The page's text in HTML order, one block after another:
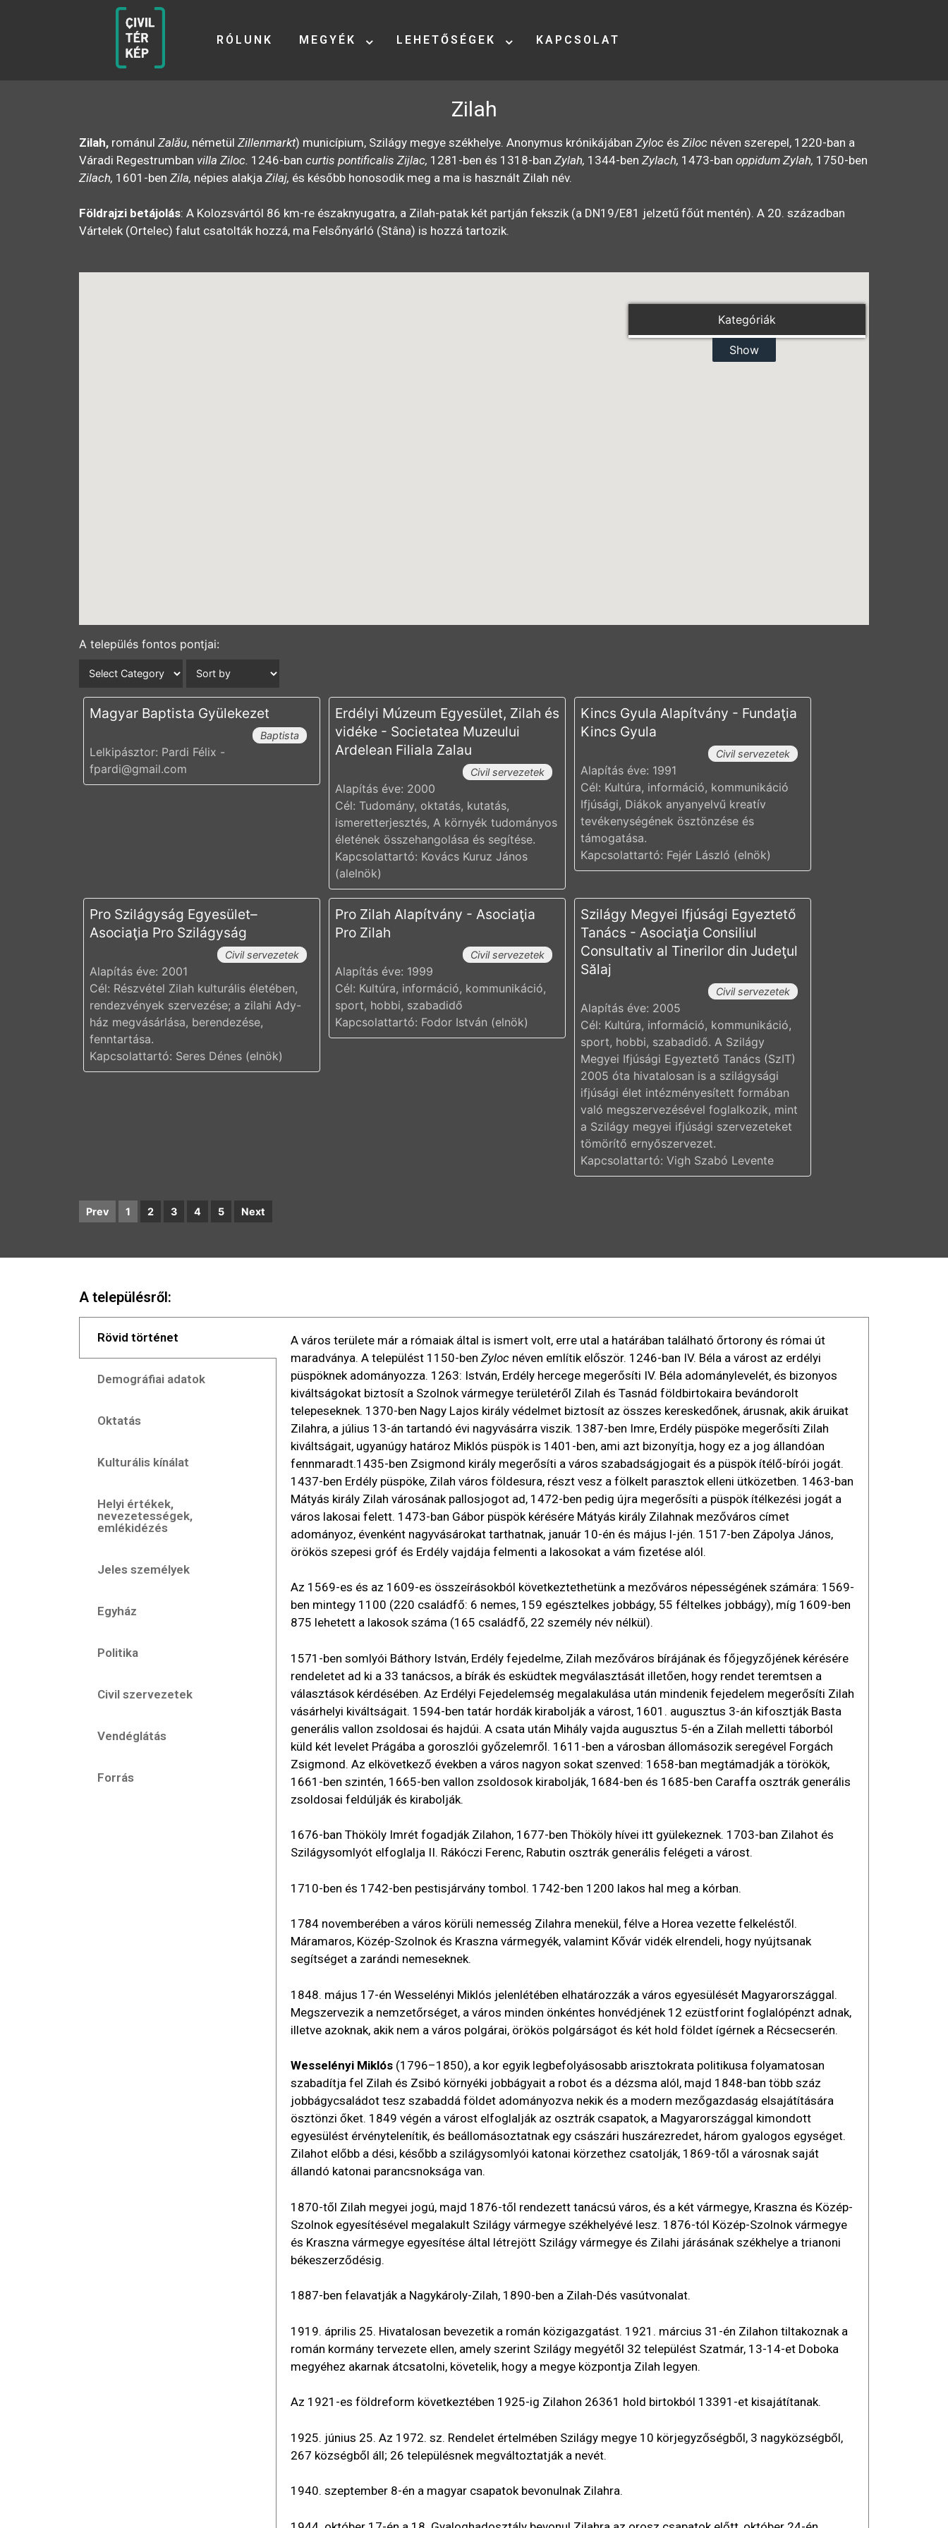
RÓLUNK MEGYÉK LEHETŐSÉGEK KAPCSOLAT
Zilah
Zilah, románul Zalău, németül Zillenmarkt) municípium, Szilágy megye székhelye. Anonymus krónikájában Zyloc és Ziloc néven szerepel, 1220-ban a
Váradi Regestrumban villa Ziloc. 1246-ban curtis pontificalis Zijlac, 1281-ben és 1318-ban Zylah, 1344-ben Zylach, 1473-ban oppidum Zylah, 1750-ben
Zilach, 1601-ben Zila, népies alakja Zilaj, és később honosodik meg a ma is használt Zilah név.
Földrajzi betájolás: A Kolozsvártól 86 km-re északnyugatra, a Zilah-patak két partján fekszik (a DN19/E81 jelzetű főút mentén). A 20. században
Vártelek (Ortelec) falut csatolták hozzá, ma Felsőnyárló (Stâna) is hozzá tartozik.
Kategóriák
Show
A település fontos pontjai:
Magyar Baptista Gyülekezet
Baptista
Lelkipásztor: Pardi Félix -
fpardi@gmail.com
Erdélyi Múzeum Egyesület, Zilah és
vidéke - Societatea Muzeului
Ardelean Filiala Zalau
Civil servezetek
Alapítás éve: 2000
Cél: Tudomány, oktatás, kutatás,
ismeretterjesztés, A környék tudományos
életének összehangolása és segítése.
Kapcsolattartó: Kovács Kuruz János
(alelnök)
Kincs Gyula Alapítvány - Fundaţia
Kincs Gyula
Civil servezetek
Alapítás éve: 1991
Cél: Kultúra, információ, kommunikáció
Ifjúsági, Diákok anyanyelvű kreatív
tevékenységének ösztönzése és
támogatása.
Kapcsolattartó: Fejér László (elnök)
Pro Szilágyság Egyesület–
Asociaţia Pro Szilágyság
Civil servezetek
Alapítás éve: 2001
Cél: Részvétel Zilah kulturális életében,
rendezvények szervezése; a zilahi Ady-
ház megvásárlása, berendezése,
fenntartása.
Kapcsolattartó: Seres Dénes (elnök)
Pro Zilah Alapítvány - Asociaţia
Pro Zilah
Civil servezetek
Alapítás éve: 1999
Cél: Kultúra, információ, kommunikáció,
sport, hobbi, szabadidő
Kapcsolattartó: Fodor István (elnök)
Szilágy Megyei Ifjúsági Egyeztető
Tanács - Asociaţia Consiliul
Consultativ al Tinerilor din Judeţul
Sălaj
Civil servezetek
Alapítás éve: 2005
Cél: Kultúra, információ, kommunikáció,
sport, hobbi, szabadidő. A Szilágy
Megyei Ifjúsági Egyeztető Tanács (SzIT)
2005 óta hivatalosan is a szilágysági
ifjúsági élet intézményesített formában
való megszervezésével foglalkozik, mint
a Szilágy megyei ifjúsági szervezeteket
tömörítő ernyőszervezet.
Kapcsolattartó: Vigh Szabó Levente
Prev 1 2 3 4 5 Next
A településről:
Rövid történet
Demográfiai adatok
Oktatás
Kulturális kínálat
Helyi értékek,
nevezetességek,
emlékidézés
Jeles személyek
Egyház
Politika
Civil szervezetek
Vendéglátás
Forrás
A város területe már a rómaiak által is ismert volt, erre utal a határában található őrtorony és római út
maradványa. A települést 1150-ben Zyloc néven említik először. 1246-ban IV. Béla a várost az erdélyi
püspöknek adományozza. 1263: István, Erdély hercege megerősíti IV. Béla adománylevelét, és bizonyos
kiváltságokat biztosít a Szolnok vármegye területéről Zilah és Tasnád földbirtokaira bevándorolt
telepeseknek. 1370-ben Nagy Lajos király védelmet biztosít az összes kereskedőnek, árusnak, akik áruikat
Zilahra, a július 13-án tartandó évi nagyvásárra viszik. 1387-ben Imre, Erdély püspöke megerősíti Zilah
kiváltságait, ugyanúgy határoz Miklós püspök is 1401-ben, ami azt bizonyítja, hogy ez a jog állandóan
fennmaradt.1435-ben Zsigmond király megerősíti a város szabadságjogait és a püspök ítélő-bírói jogát.
1437-ben Erdély püspöke, Zilah város földesura, részt vesz a fölkelt parasztok elleni ütközetben. 1463-ban
Mátyás király Zilah városának pallosjogot ad, 1472-ben pedig újra megerősíti a püspök ítélkezési jogát a
város lakosai felett. 1473-ban Gábor püspök kérésére Mátyás király Zilahnak mezőváros címet
adományoz, évenként nagyvásárokat tarthatnak, január 10-én és május l-jén. 1517-ben Zápolya János,
örökös szepesi gróf és Erdély vajdája felmenti a lakosokat a vám fizetése alól.
Az 1569-es és az 1609-es összeírásokból következtethetünk a mezőváros népességének számára: 1569-
ben mintegy 1100 (220 családfő: 6 nemes, 159 egésztelkes jobbágy, 55 féltelkes jobbágy), míg 1609-ben
875 lehetett a lakosok száma (165 családfő, 22 személy név nélkül).
1571-ben somlyói Báthory István, Erdély fejedelme, Zilah mezőváros bírájának és főjegyzőjének kérésére
rendeletet ad ki a 33 tanácsos, a bírák és esküdtek megválasztását illetően, hogy rendet teremtsen a
választások kérdésében. Az Erdélyi Fejedelemség megalakulása után mindenik fejedelem megerősíti Zilah
vásárhelyi kiváltságait. 1594-ben tatár hordák kirabolják a várost, 1601. augusztus 3-án kifosztják Basta
generális vallon zsoldosai és hajdúi. A csata után Mihály vajda augusztus 5-én a Zilah melletti táborból
küld két levelet Prágába a goroszlói győzelemről. 1611-ben a városban állomásozik seregével Forgách
Zsigmond. Az elkövetkező években a város nagyon sokat szenved: 1658-ban megtámadják a törökök,
1661-ben szintén, 1665-ben vallon zsoldosok kirabolják, 1684-ben és 1685-ben Caraffa osztrák generális
zsoldosai feldúlják és kirabolják.
1676-ban Thököly Imrét fogadják Zilahon, 1677-ben Thököly hívei itt gyülekeznek. 1703-ban Zilahot és
Szilágysomlyót elfoglalja II. Rákóczi Ferenc, Rabutin osztrák generális felégeti a várost.
1710-ben és 1742-ben pestisjárvány tombol. 1742-ben 1200 lakos hal meg a kórban.
1784 novemberében a város körüli nemesség Zilahra menekül, félve a Horea vezette felkeléstől.
Máramaros, Közép-Szolnok és Kraszna vármegyék, valamint Kővár vidék elrendeli, hogy nyújtsanak
segítséget a zarándi nemeseknek.
1848. május 17-én Wesselényi Miklós jelenlétében elhatározzák a város egyesülését Magyarországgal.
Megszervezik a nemzetőrséget, a város minden önkéntes honvédjének 12 ezüstforint foglalópénzt adnak,
illetve azoknak, akik nem a város polgárai, örökös polgárságot és két hold földet ígérnek a Récsecserén.
Wesselényi Miklós (1796–1850), a kor egyik legbefolyásosabb arisztokrata politikusa folyamatosan
szabadítja fel Zilah és Zsibó környéki jobbágyait a robot és a dézsma alól, majd 1848-ban több száz
jobbágycsaládot tesz szabaddá földet adományozva nekik és a modern mezőgazdaság elsajátítására
ösztönzi őket. 1849 végén a várost elfoglalják az osztrák csapatok, a Magyarországgal kimondott
egyesülést érvénytelenítik, és beállomásoztatnak egy császári huszárezredet, három gyalogos egységet.
Zilahot előbb a dési, később a szilágysomlyói katonai körzethez csatolják, 1869-től a városnak saját
állandó katonai parancsnoksága van.
1870-től Zilah megyei jogú, majd 1876-től rendezett tanácsú város, és a két vármegye, Kraszna és Közép-
Szolnok egyesítésével megalakult Szilágy vármegye székhelyévé lesz. 1876-tól Közép-Szolnok vármegye
és Kraszna vármegye egyesítése által létrejött Szilágy vármegye és Zilahi járásának székhelye a trianoni
békeszerződésig.
1887-ben felavatják a Nagykároly-Zilah, 1890-ben a Zilah-Dés vasútvonalat.
1919. április 25. Hivatalosan bevezetik a román közigazgatást. 1921. március 31-én Zilahon tiltakoznak a
román kormány tervezete ellen, amely szerint Szilágy megyétől 32 települést Szatmár, 13-14-et Doboka
megyéhez akarnak átcsatolni, követelik, hogy a megye központja Zilah legyen.
Az 1921-es földreform következtében 1925-ig Zilahon 26361 hold birtokból 13391-et kisajátítanak.
1925. június 25. Az 1972. sz. Rendelet értelmében Szilágy megye 10 körjegyzőségből, 3 nagyközségből,
267 községből áll; 26 településnek megváltoztatják a nevét.
1940. szeptember 8-én a magyar csapatok bevonulnak Zilahra.